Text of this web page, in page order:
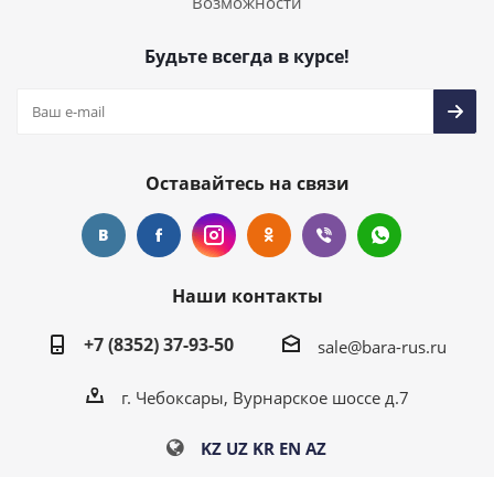
Будьте всегда в курсе!
Оставайтесь на связи
Наши контакты
+7 (8352) 37-93-50
sale@bara-rus.ru
г. Чебоксары, Вурнарское шоссе д.7
KZ UZ KR EN AZ